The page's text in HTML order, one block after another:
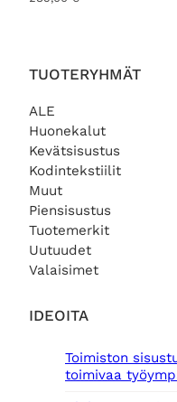
TUOTERYHMÄT
ALE
Huonekalut
Kevätsisustus
Kodintekstiilit
Muut
Piensisustus
Tuotemerkit
Uutuudet
Valaisimet
IDEOITA
Toimiston
toimivaa